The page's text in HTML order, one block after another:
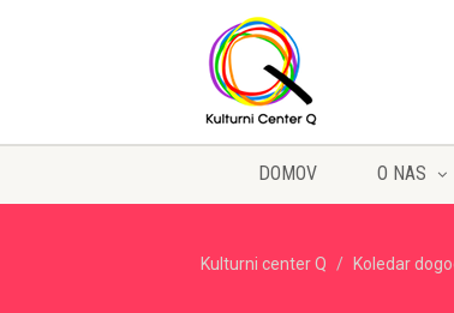
DOMOV O NAS
Kulturni center Q Koledar